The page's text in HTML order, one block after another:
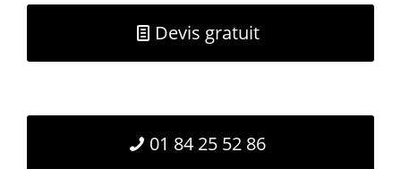
Devis gratuit
01 84 25 52 86